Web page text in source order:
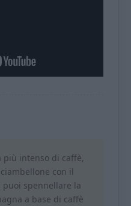
più intenso di caffè,
con il
puoi spennellare la
a base di caffè